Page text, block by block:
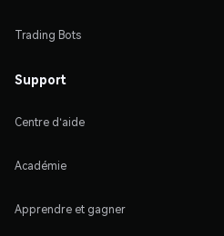
Trading Bots
Support
Centre d'aide
Académie
Apprendre et gagner